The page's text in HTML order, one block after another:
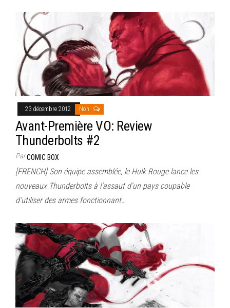
23 décembre 2012 Non
Avant-Première VO: Review
Thunderbolts #2
ParCOMIC BOX
[FRENCH] Son équipe assemblée, le Hulk Rouge lance les
nouveaux Thunderbolts à l’assaut d’un pays coupable
d’utiliser des armes fonctionnant…